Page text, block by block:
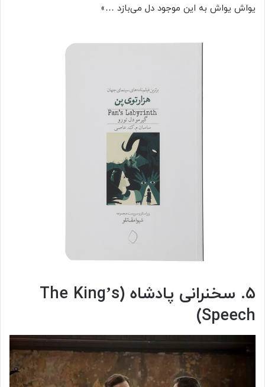
یواش یواش به این موجود دل می‌بازد …»
۵. سخنرانی پادشاه (The King’s
Speech)